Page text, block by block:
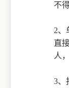
不
2、
直
人
3、